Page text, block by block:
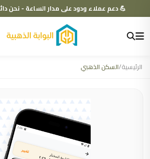
💪 دعم عملاء ودود على مدار الساعة - نحن
الرئيسية/السكن الذهبي